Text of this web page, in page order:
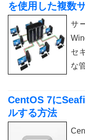
を使用した複数
サ
セ
な
CentOS 7に
ルする方法